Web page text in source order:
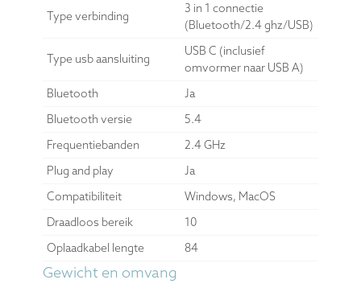
Type verbinding
3 in 1 connectie
(Bluetooth/2.4 ghz/USB)
Type usb aansluiting
USB C (inclusief
omvormer naar USB A)
Bluetooth
Ja
Bluetooth versie
5.4
Frequentiebanden
2.4 GHz
Plug and play
Ja
Compatibiliteit
Windows, MacOS
Draadloos bereik
10
Oplaadkabel lengte
84
Gewicht en omvang